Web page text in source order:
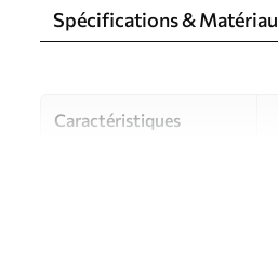
Spécifications & Matériau
Caractéristiques